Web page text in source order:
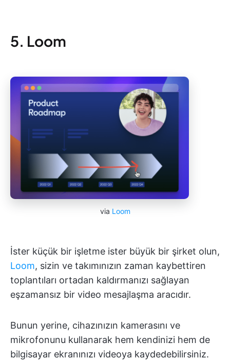
5. Loom
via Loom
İster küçük bir işletme ister büyük bir şirket olun,
Loom, sizin ve takımınızın zaman kaybettiren
toplantıları ortadan kaldırmanızı sağlayan
eşzamansız bir video mesajlaşma aracıdır.
Bunun yerine, cihazınızın kamerasını ve
mikrofonunu kullanarak hem kendinizi hem de
bilgisayar ekranınızı videoya kaydedebilirsiniz.